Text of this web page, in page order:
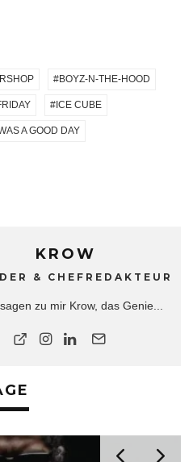
BOYZ-N-THE-HOOD
ICE CUBE
A GOOD DAY
KROW
& CHEFREDAKTEUR
zu mir Krow, das Genie...